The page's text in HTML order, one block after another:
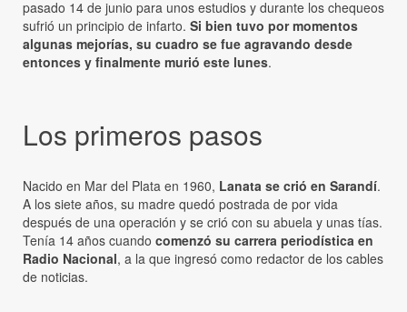
pasado 14 de junio para unos estudios y durante los chequeos
sufrió un principio de infarto. Si bien tuvo por momentos
algunas mejorías, su cuadro se fue agravando desde
entonces y finalmente murió este lunes.
Los primeros pasos
Nacido en Mar del Plata en 1960, Lanata se crió en Sarandí.
A los siete años, su madre quedó postrada de por vida
después de una operación y se crió con su abuela y unas tías.
Tenía 14 años cuando comenzó su carrera periodística en
Radio Nacional, a la que ingresó como redactor de los cables
de noticias.